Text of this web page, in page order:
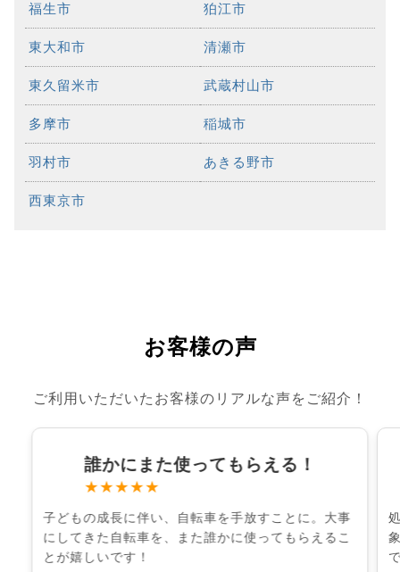
福生市 狛江市
東大和市 清瀬市
東久留米市 武蔵村山市
多摩市 稲城市
羽村市 あきる野市
西東京市
お客様の声
ご利用いただいたお客様のリアルな声をご紹介！
誰かにまた使ってもらえる！
★★★★★
子どもの成長に伴い、自転車を手放すことに。大事
にしてきた自転車を、また誰かに使ってもらえるこ
とが嬉しいです！